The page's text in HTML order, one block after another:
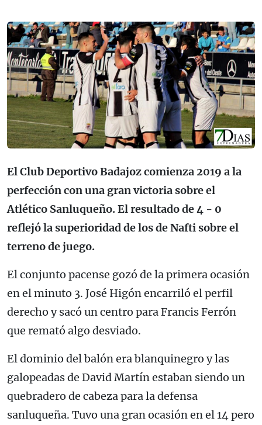
El Club Deportivo Badajoz comienza 2019 a la
perfección con una gran victoria sobre el
Atlético Sanluqueño. El resultado de 4 - 0
reflejó la superioridad de los de Nafti sobre el
terreno de juego.
El conjunto pacense gozó de la primera ocasión
en el minuto 3. José Higón encarriló el perfil
derecho y sacó un centro para Francis Ferrón
que remató algo desviado.
El dominio del balón era blanquinegro y las
galopeadas de David Martín estaban siendo un
quebradero de cabeza para la defensa
sanluqueña. Tuvo una gran ocasión en el 14 pero